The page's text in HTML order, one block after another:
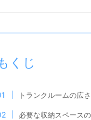
くじ
トランクルームの広
必要な収納スペース